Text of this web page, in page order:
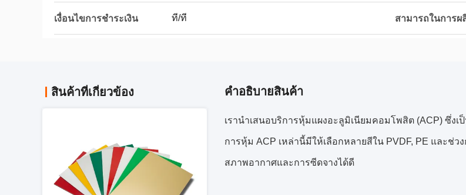
เงื่อนไขการชำระเงิน ที/ที สามารถในการผ
สินค้าที่เกี่ยวข้อง คําอธิบายสินค้า
เรานำเสนอบริการหุ้มแผงอะลูมิเนียมคอมโพสิต (ACP) ซึ่ง
การหุ้ม ACP เหล่านี้มีให้เลือกหลายสีใน PVDF, PE และ
สภาพอากาศและการซีดจางได้ดี